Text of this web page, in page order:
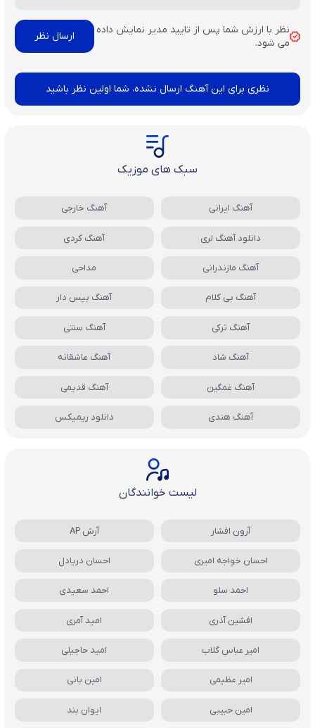
نظر با ارزش شما پس از تایید مدیر نمایش داده
می شود.
نظری برای این آهنگ ارسال نشده، شما اولین نظر باشید
سبک های موزیک
آهنگ ایرانی آهنگ خارجی
دانلود آهنگ لری آهنگ کردی
آهنگ مازندرانی مداحی
آهنگ بی کلام آهنگ بیس دار
آهنگ ترکی آهنگ سنتی
آهنگ شاد آهنگ عاشقانه
آهنگ غمگین آهنگ قدیمی
آهنگ هندی دانلود ریمیکس
لیست خوانندگان
آرون افشار آرش AP
احسان خواجه امیری احسان دریادل
احمد سلو احمد سعیدی
افشین آذری امید آمری
امیر عباس گلاب امید حاجیلی
امیر عظیمی امین بانی
امین حبیبی ایوان بند